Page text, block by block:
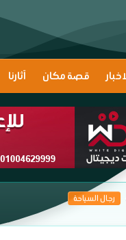
قصة مكان آثارنا
رجال السياحة